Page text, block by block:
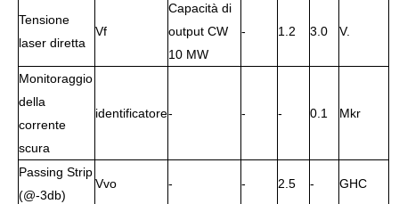
Tensione
laser diretta
Vf
Capacità di
output CW
10 MW
- 1.2 3.0 V.
Monitoraggio
della
corrente
scura
identificatore- - - 0.1 Mkr
Passing Strip
(@-3db)
Vvo - - 2.5 - GHC